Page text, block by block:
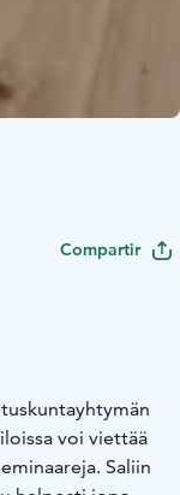
Compartir
voi viettää
Saliin